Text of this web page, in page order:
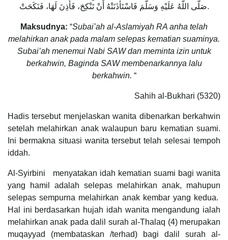
صَلَّى اللَّهُ عَلَيْهِ وَسَلَّمَ فَاسْتَأْذَنَتْهُ أَنْ تَنْكِحَ، فَأَذِنَ لَهَا، فَنَكَحَتْ.
Maksudnya: “Subai’ah al-Aslamiyah RA anha telah
melahirkan anak pada malam selepas kematian suaminya.
Subai’ah menemui Nabi SAW dan meminta izin untuk
berkahwin, Baginda SAW membenarkannya lalu
berkahwin. “
Sahih al-Bukhari (5320)
Hadis tersebut menjelaskan wanita dibenarkan berkahwin
setelah melahirkan anak walaupun baru kematian suami.
Ini bermakna situasi wanita tersebut telah selesai tempoh
iddah.
Al-Syirbini menyatakan idah kematian suami bagi wanita
yang hamil adalah selepas melahirkan anak, mahupun
selepas sempurna melahirkan anak kembar yang kedua.
Hal ini berdasarkan hujah idah wanita mengandung ialah
melahirkan anak pada dalil surah al-Thalaq (4) merupakan
muqayyad (membataskan /terhad) bagi dalil surah al-